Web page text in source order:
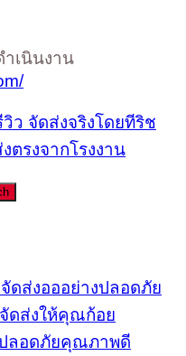
เนินงาน
ว จัดส่งจริงโดยทีริช
ตรงจากโรงงาน
ดส่งอออย่างปลอดภัย
ดส่งให้คุณก้อย
ลอดภัยคุณภาพดี